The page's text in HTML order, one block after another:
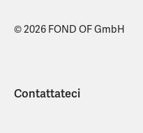
© 2026 FOND OF GmbH
Contattateci